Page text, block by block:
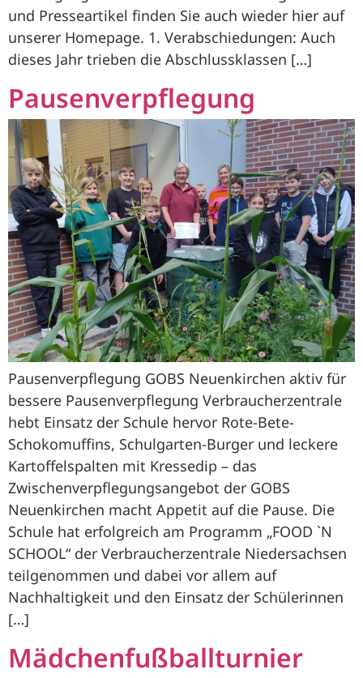
und Presseartikel finden Sie auch wieder hier auf
unserer Homepage. 1. Verabschiedungen: Auch
dieses Jahr trieben die Abschlussklassen […]
Pausenverpflegung
Pausenverpflegung GOBS Neuenkirchen aktiv für
bessere Pausenverpflegung Verbraucherzentrale
hebt Einsatz der Schule hervor Rote-Bete-
Schokomuffins, Schulgarten-Burger und leckere
Kartoffelspalten mit Kressedip – das
Zwischenverpflegungsangebot der GOBS
Neuenkirchen macht Appetit auf die Pause. Die
Schule hat erfolgreich am Programm „FOOD `N
SCHOOL“ der Verbraucherzentrale Niedersachsen
teilgenommen und dabei vor allem auf
Nachhaltigkeit und den Einsatz der Schülerinnen
[…]
Mädchenfußballturnier